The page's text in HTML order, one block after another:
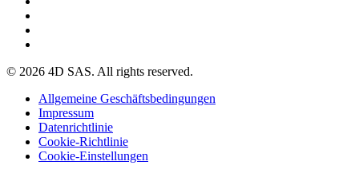
© 2026 4D SAS. All rights reserved.
Allgemeine Geschäftsbedingungen
Impressum
Datenrichtlinie
Cookie-Richtlinie
Cookie-Einstellungen